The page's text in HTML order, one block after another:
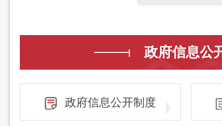
政府信息公
政府信息公开制度